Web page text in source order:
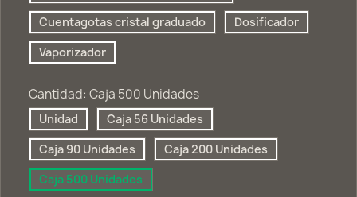
Cuentagotas cristal graduado
Dosificador
Vaporizador
Cantidad: Caja 500 Unidades
Unidad
Caja 56 Unidades
Caja 90 Unidades
Caja 200 Unidades
Caja 500 Unidades